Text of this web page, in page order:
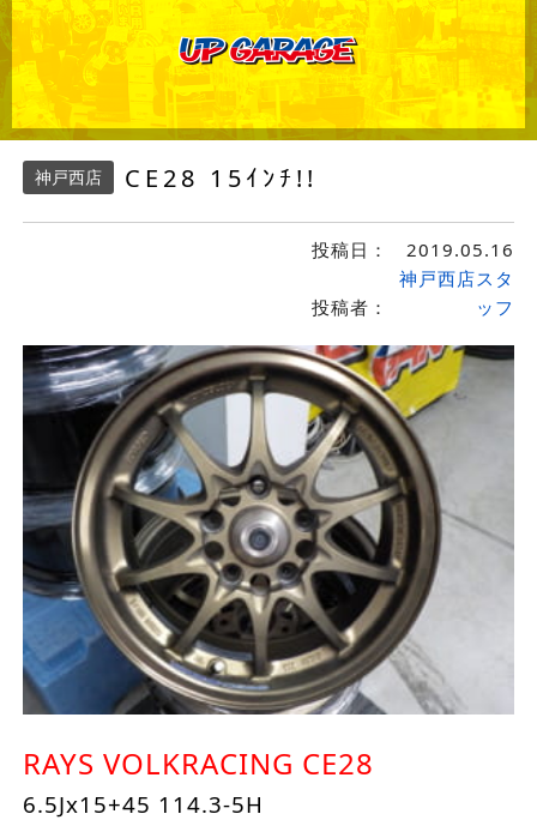
神戸西店 CE28 15ｲﾝﾁ!!
投稿日： 2019.05.16
投稿者：
神戸西店スタ
ッフ
RAYS VOLKRACING CE28
6.5Jx15+45 114.3-5H